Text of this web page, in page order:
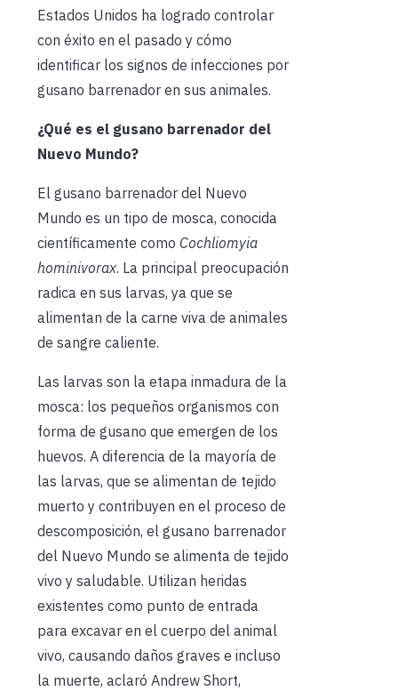
Estados Unidos ha logrado controlar
con éxito en el pasado y cómo
identificar los signos de infecciones por
gusano barrenador en sus animales.
¿Qué es el gusano barrenador del
Nuevo Mundo?
El gusano barrenador del Nuevo
Mundo es un tipo de mosca, conocida
científicamente como Cochliomyia
hominivorax. La principal preocupación
radica en sus larvas, ya que se
alimentan de la carne viva de animales
de sangre caliente.
Las larvas son la etapa inmadura de la
mosca: los pequeños organismos con
forma de gusano que emergen de los
huevos. A diferencia de la mayoría de
las larvas, que se alimentan de tejido
muerto y contribuyen en el proceso de
descomposición, el gusano barrenador
del Nuevo Mundo se alimenta de tejido
vivo y saludable. Utilizan heridas
existentes como punto de entrada
para excavar en el cuerpo del animal
vivo, causando daños graves e incluso
la muerte, aclaró Andrew Short,